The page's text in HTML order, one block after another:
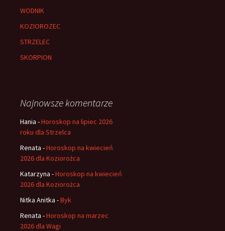
WODNIK
KOZIOROZEC
STRZELEC
SKORPION
Najnowsze komentarze
Hania -Horoskop na lipiec 2026
roku dla Strzelca
Renata -Horoskop na kwiecień
2026 dla Koziorożca
Katarzyna -Horoskop na kwiecień
2026 dla Koziorożca
Nitka Anitka -Byk
Renata -Horoskop na marzec
2026 dla Wagi